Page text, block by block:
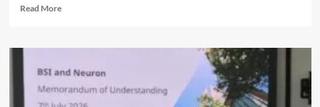
ประเทศ
Read MoreRead
StayEngine
AI
กำลัง
เปลี่ยน